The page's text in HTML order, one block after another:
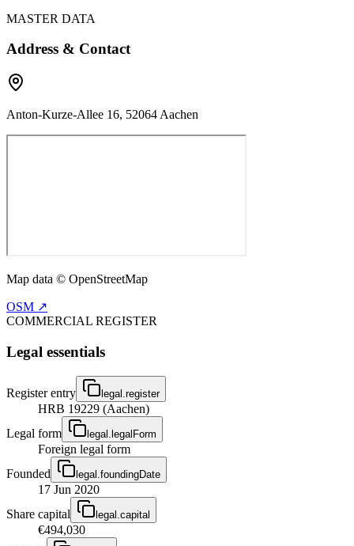
MASTER DATA
Address & Contact
Anton-Kurze-Allee 16, 52064 Aachen
Map data © OpenStreetMap
OSM ↗
COMMERCIAL REGISTER
Legal essentials
Register entry legal.register
HRB 19229 (Aachen)
Legal form
legal.legalForm
Foreign legal form
Founded
legal.foundingDate
17 Jun 2020
Share capital
legal.capital
€494,030